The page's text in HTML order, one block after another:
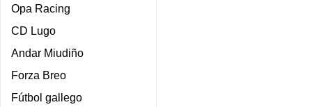
Opa Racing
CD Lugo
Andar Miudiño
Forza Breo
Fútbol gallego